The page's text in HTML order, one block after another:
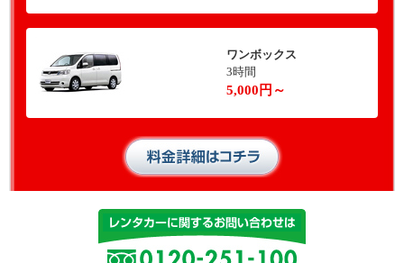
ワンボックス
3時間
5,000円～